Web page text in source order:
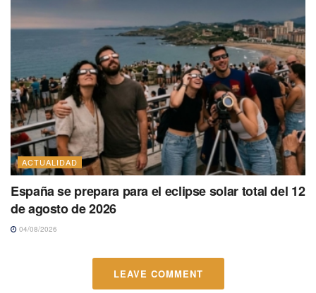
ACTUALIDAD
España se prepara para el eclipse solar total del 12
de agosto de 2026
04/08/2026
LEAVE COMMENT